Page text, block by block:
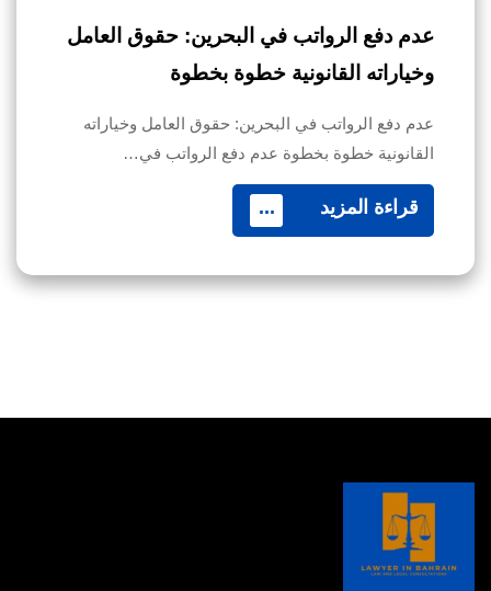
عدم دفع الرواتب في البحرين: حقوق العامل
وخياراته القانونية خطوة بخطوة
عدم دفع الرواتب في البحرين: حقوق العامل وخياراته
القانونية خطوة بخطوة عدم دفع الرواتب في…
قراءة المزيد ...